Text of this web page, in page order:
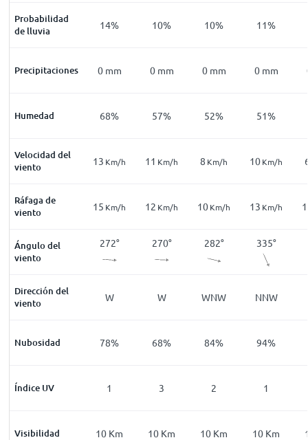
Probabilidad
de lluvia9% 14% 10% 10% 11%
Precipitaciones
mm 0mm 0 mm 0 mm 0 mm 0 mm
Humedad
78 68% 57% 52% 51%
Velocidad del
viento
Km/h 10Km/h 13 Km/h 11 Km/h 8 Km/h 10Km/h
Ráfaga de
viento
Km/h 22Km/h 15 Km/h 12 Km/h 10Km/h 13 Km/h
Ángulo del
viento
272 272° 270° 282° 335°
Dirección del
viento
W W W WNW NNW
Nubosidad
2% 78% 68% 84% 94%
Índice UV 1 3 2 1
Visibilidad
Km 10Km 10 Km 10 Km 10 Km 10 Km